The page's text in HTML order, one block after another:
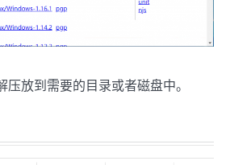
压放到需要的目录或者磁盘中。